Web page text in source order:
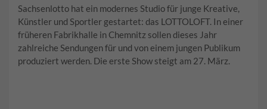
Sachsenlotto hat ein modernes Studio für junge Kreative,
Künstler und Sportler gestartet: das LOTTOLOFT. In einer
früheren Fabrikhalle in Chemnitz sollen dieses Jahr
zahlreiche Sendungen für und von einem jungen Publikum
produziert werden. Die erste Show steigt am 27. März.